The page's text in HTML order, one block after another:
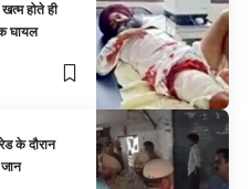
होते ही
घायल
के दौरान